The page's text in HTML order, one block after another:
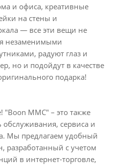
и офиса, креативные
на стены и
— все эти вещи не
незаменимыми
радуют глаз и
но и подойдут в качестве
подарка!
"Boon MMC" – это также
сервиса и
Мы предлагаем удобный
разработанный с учетом
в интернет-торговле,